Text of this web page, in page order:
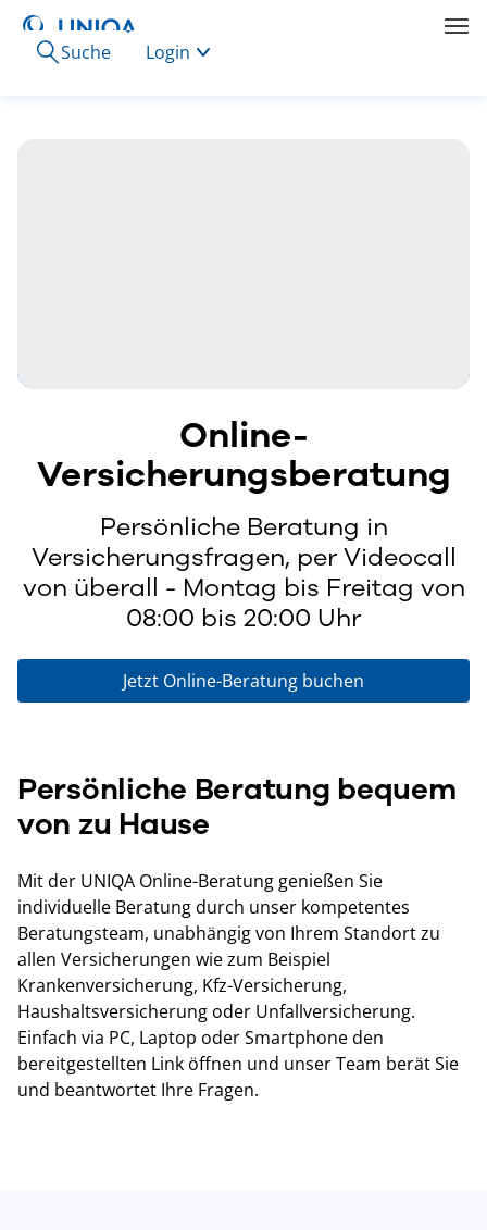
Suche Login
Online-
Versicherungsberatung
Persönliche Beratung in
Versicherungsfragen, per Videocall
von überall - Montag bis Freitag von
08:00 bis 20:00 Uhr
Jetzt Online-Beratung buchen
Persönliche Beratung bequem
von zu Hause
Mit der UNIQA Online-Beratung genießen Sie
individuelle Beratung durch unser kompetentes
Beratungsteam, unabhängig von Ihrem Standort zu
allen Versicherungen wie zum Beispiel
Krankenversicherung, Kfz-Versicherung,
Haushaltsversicherung oder Unfallversicherung.
Einfach via PC, Laptop oder Smartphone den
bereitgestellten Link öffnen und unser Team berät Sie
und beantwortet Ihre Fragen.